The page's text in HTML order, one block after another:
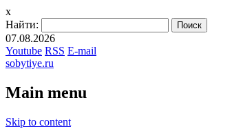
x
Найти:
07.08.2026
Youtube RSS E-mail
sobytiye.ru
Main menu
Skip to content